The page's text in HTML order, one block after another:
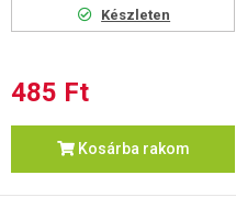
Készleten
485 Ft
Kosárba rakom